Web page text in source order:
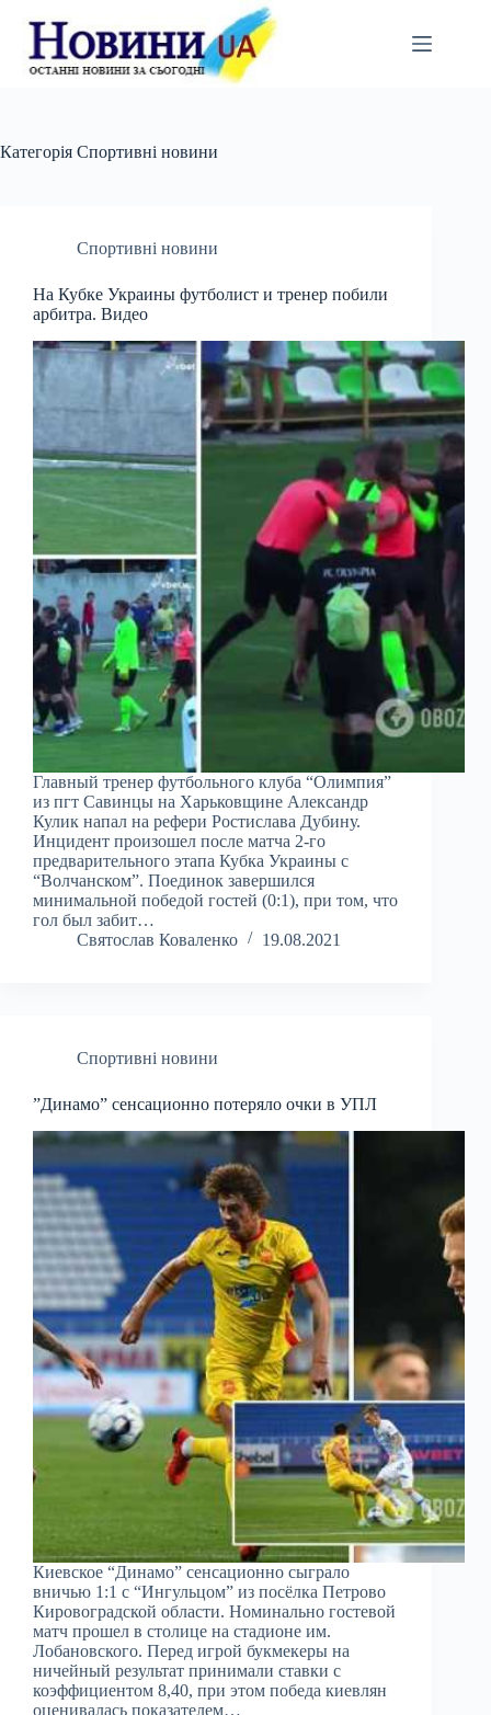
вмісту
Категорія Спортивні новини
Спортивні новини
На Кубке Украины футболист и тренер побили
арбитра. Видео
Главный тренер футбольного клуба “Олимпия”
из пгт Савинцы на Харьковщине Александр
Кулик напал на рефери Ростислава Дубину.
Инцидент произошел после матча 2-го
предварительного этапа Кубка Украины с
“Волчанском”. Поединок завершился
минимальной победой гостей (0:1), при том, что
гол был забит…
Святослав Коваленко
19.08.2021
Спортивні новини
”Динамо” сенсационно потеряло очки в УПЛ
Киевское “Динамо” сенсационно сыграло
вничью 1:1 с “Ингульцом” из посёлка Петрово
Кировоградской области. Номинально гостевой
матч прошел в столице на стадионе им.
Лобановского. Перед игрой букмекеры на
ничейный результат принимали ставки с
коэффициентом 8,40, при этом победа киевлян
оценивалась показателем…